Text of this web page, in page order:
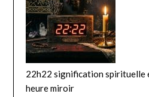
22h22 signification spirituelle
heure miroir